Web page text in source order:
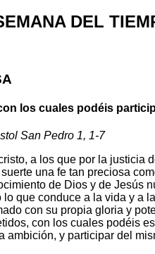
DEL
los cuales podéis
San Pedro 1, 1-7
a los que por la justicia
una fe tan preciosa
de Dios y de Jesús
que conduce a la vida y a
con su propia gloria y
con los cuales podéis
ambición, y participar del